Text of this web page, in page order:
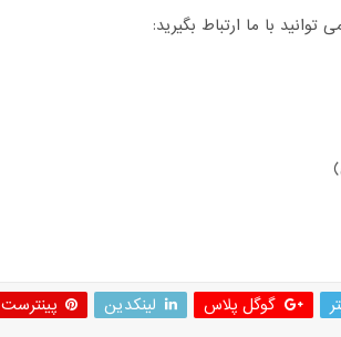
با ما ارتباط بگیرید:
گوگل پلاس لینکدین پینترست